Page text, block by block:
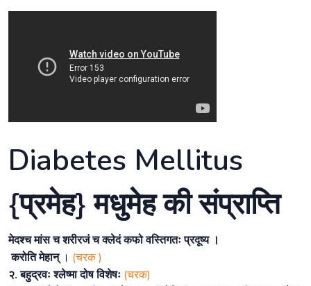
Diabetes Mellitus
{प्रमेह} मधुमेह की संप्राप्ति
मेदश्च मांस च शरीरजं च क्लेदं कफो वस्तिगतः प्रदूष्य ।
करोति मेहान् । (चरक )
२. बहुद्रवः श्लेष्मा दोष विशेषः (चरक)